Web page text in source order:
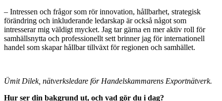
– Intressen och frågor som rör innovation, hållbarhet, strategisk
förändring och inkluderande ledarskap är också något som
intresserar mig väldigt mycket. Jag tar gärna en mer aktiv roll för
samhällsnytta och professionellt sett brinner jag för internationell
handel som skapar hållbar tillväxt för regionen och samhället.
Ümit Dilek, nätverksledare för Handelskammarens Exportnätverk.
Hur ser din bakgrund ut, och vad gör du i dag?